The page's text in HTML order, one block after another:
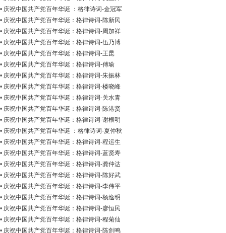
• 庆祝中国共产党百年华诞 ：格律诗词-金冠军
• 庆祝中国共产党百年华诞：格律诗词-陈新民
• 庆祝中国共产党百年华诞：格律诗词-周加祥
• 庆祝中国共产党百年华诞：格律诗词-伍乃博
• 庆祝中国共产党百年华诞：格律诗词-王昆
• 庆祝中国共产党百年华诞：格律诗词-傅瑜
• 庆祝中国共产党百年华诞：格律诗词-朱振林
• 庆祝中国共产党百年华诞：格律诗词-楼晓峰
• 庆祝中国共产党百年华诞：格律诗词-关水青
• 庆祝中国共产党百年华诞：格律诗词-陈港贤
• 庆祝中国共产党百年华诞：格律诗词-谢根明
• 庆祝中国共产党百年华诞 ：格律诗词-夏仲秋
• 庆祝中国共产党百年华诞：格律诗词-程运生
• 庆祝中国共产党百年华诞：格律诗词-蓝贤寿
• 庆祝中国共产党百年华诞：格律诗词-龚仲达
• 庆祝中国共产党百年华诞：格律诗词-陈好武
• 庆祝中国共产党百年华诞：格律诗词-李伟平
• 庆祝中国共产党百年华诞：格律诗词-杨逸明
• 庆祝中国共产党百年华诞：格律诗词-廖恒民
• 庆祝中国共产党百年华诞：格律诗词-程菊仙
• 庆祝中国共产党百年华诞：格律诗词-陈剑鸣